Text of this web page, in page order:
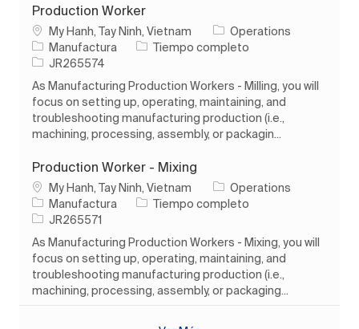
Production Worker
Ubicación
My Hanh, Tay Ninh, Vietnam
Operations
Categoría
Manufactura Tipo de trabajo
Tiempo completo
ID de trabajo
JR265574
As Manufacturing Production Workers - Milling, you will
focus on setting up, operating, maintaining, and
troubleshooting manufacturing production (i.e.,
machining, processing, assembly, or packagin...
Production Worker - Mixing
Ubicación
My Hanh, Tay Ninh, Vietnam
Operations
Categoría
Manufactura Tipo de trabajo
Tiempo completo
ID de trabajo
JR265571
As Manufacturing Production Workers - Mixing, you will
focus on setting up, operating, maintaining, and
troubleshooting manufacturing production (i.e.,
machining, processing, assembly, or packaging...